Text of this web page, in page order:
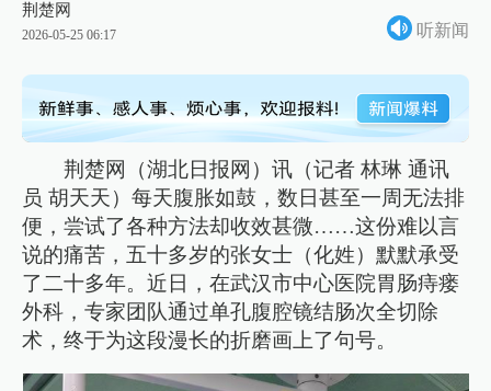
荆楚网
2026-05-25 06:17 听新闻
荆楚网（湖北日报网）讯（记者 林琳 通讯
员 胡天天）每天腹胀如鼓，数日甚至一周无法排
便，尝试了各种方法却收效甚微……这份难以言
说的痛苦，五十多岁的张女士（化姓）默默承受
了二十多年。近日，在武汉市中心医院胃肠痔瘘
外科，专家团队通过单孔腹腔镜结肠次全切除
术，终于为这段漫长的折磨画上了句号。